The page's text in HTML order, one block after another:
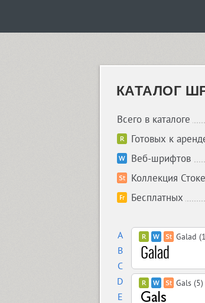
КАТАЛОГ
Всего в каталоге
Готовых к
Веб-шрифтов
Коллекция
Бесплатных
A
B
C
D
E
Galad
Gals (5)